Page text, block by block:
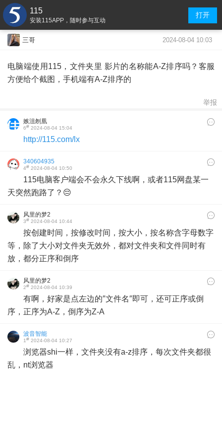
115
安装115APP，随时参与互动
打开
三哥 2024-08-04 10:03
电脑端使用115，文件夹里 影片的名称能A-Z排序吗？客服
方便给个截图，手机端有A-Z排序的
举报
嫉沮刎凰
6# 2024-08-04 15:04
http://115.com/lx
340604935
4# 2024-08-04 10:50
115电脑客户端会不会永久下线啊，或者115网盘某一
天突然跑路了？😔
风里的梦2
3# 2024-08-04 10:44
按创建时间，按修改吋间，按大小，按名称含字母数字
等，除了大小对文件夹无效外，都对文件夹和文件同时有
放，都分正序和倒序
风里的梦2
2# 2024-08-04 10:39
有啊，好家是点左边的″文件名″即可，还可正序或倒
序，正序为A-Z，倒序为Z-A
波音智能
1# 2024-08-04 10:27
浏览器shi一样，文件夹没有a-z排序，每次文件夹都很
乱，nt浏览器